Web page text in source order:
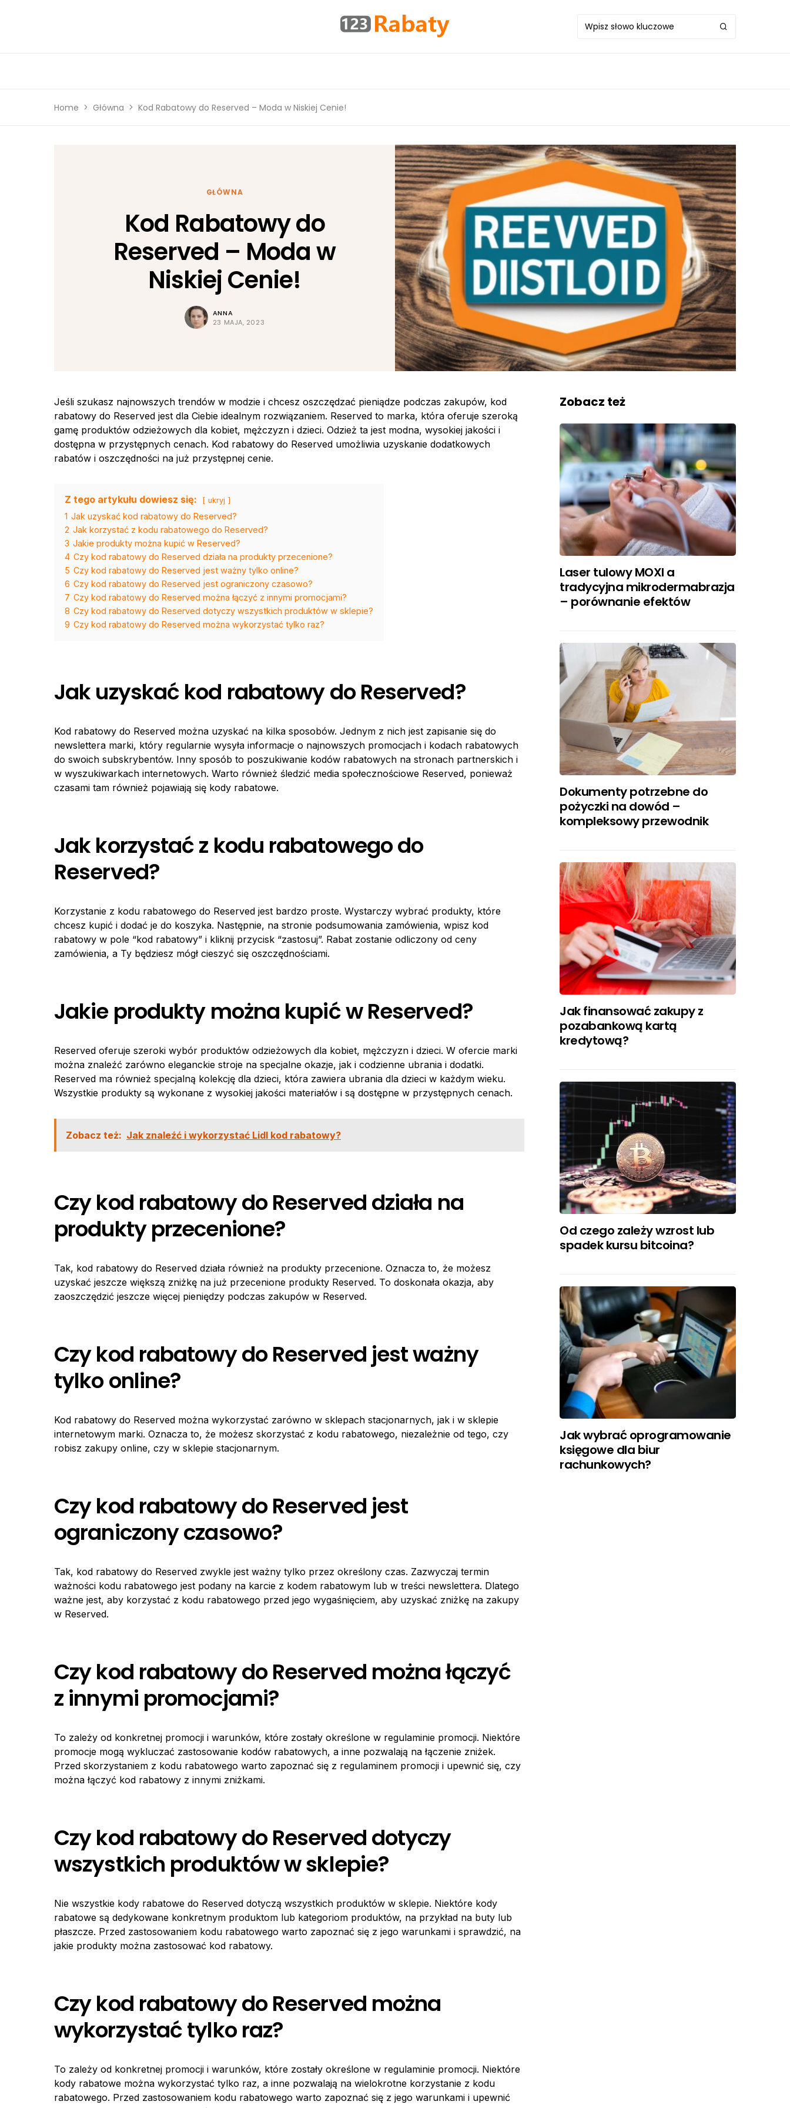
Home Główna Kod Rabatowy do Reserved – Moda w Niskiej Cenie!
GŁÓWNA
Kod Rabatowy do
Reserved – Moda w
Niskiej Cenie!
ANNA
23 MAJA, 2023
Jeśli szukasz najnowszych trendów w modzie i chcesz oszczędzać pieniądze podczas zakupów, kod
rabatowy do Reserved jest dla Ciebie idealnym rozwiązaniem. Reserved to marka, która oferuje szeroką
gamę produktów odzieżowych dla kobiet, mężczyzn i dzieci. Odzież ta jest modna, wysokiej jakości i
dostępna w przystępnych cenach. Kod rabatowy do Reserved umożliwia uzyskanie dodatkowych
rabatów i oszczędności na już przystępnej cenie.
Z tego artykułu dowiesz się: ukryj
1 Jak uzyskać kod rabatowy do Reserved?
2 Jak korzystać z kodu rabatowego do Reserved?
3 Jakie produkty można kupić w Reserved?
4 Czy kod rabatowy do Reserved działa na produkty przecenione?
5 Czy kod rabatowy do Reserved jest ważny tylko online?
6 Czy kod rabatowy do Reserved jest ograniczony czasowo?
7 Czy kod rabatowy do Reserved można łączyć z innymi promocjami?
8 Czy kod rabatowy do Reserved dotyczy wszystkich produktów w sklepie?
9 Czy kod rabatowy do Reserved można wykorzystać tylko raz?
Jak uzyskać kod rabatowy do Reserved?
Kod rabatowy do Reserved można uzyskać na kilka sposobów. Jednym z nich jest zapisanie się do
newslettera marki, który regularnie wysyła informacje o najnowszych promocjach i kodach rabatowych
do swoich subskrybentów. Inny sposób to poszukiwanie kodów rabatowych na stronach partnerskich i
w wyszukiwarkach internetowych. Warto również śledzić media społecznościowe Reserved, ponieważ
czasami tam również pojawiają się kody rabatowe.
Jak korzystać z kodu rabatowego do
Reserved?
Korzystanie z kodu rabatowego do Reserved jest bardzo proste. Wystarczy wybrać produkty, które
chcesz kupić i dodać je do koszyka. Następnie, na stronie podsumowania zamówienia, wpisz kod
rabatowy w pole “kod rabatowy” i kliknij przycisk “zastosuj”. Rabat zostanie odliczony od ceny
zamówienia, a Ty będziesz mógł cieszyć się oszczędnościami.
Jakie produkty można kupić w Reserved?
Reserved oferuje szeroki wybór produktów odzieżowych dla kobiet, mężczyzn i dzieci. W ofercie marki
można znaleźć zarówno eleganckie stroje na specjalne okazje, jak i codzienne ubrania i dodatki.
Reserved ma również specjalną kolekcję dla dzieci, która zawiera ubrania dla dzieci w każdym wieku.
Wszystkie produkty są wykonane z wysokiej jakości materiałów i są dostępne w przystępnych cenach.
Zobacz też: Jak znaleźć i wykorzystać Lidl kod rabatowy?
Czy kod rabatowy do Reserved działa na
produkty przecenione?
Tak, kod rabatowy do Reserved działa również na produkty przecenione. Oznacza to, że możesz
uzyskać jeszcze większą zniżkę na już przecenione produkty Reserved. To doskonała okazja, aby
zaoszczędzić jeszcze więcej pieniędzy podczas zakupów w Reserved.
Czy kod rabatowy do Reserved jest ważny
tylko online?
Kod rabatowy do Reserved można wykorzystać zarówno w sklepach stacjonarnych, jak i w sklepie
internetowym marki. Oznacza to, że możesz skorzystać z kodu rabatowego, niezależnie od tego, czy
robisz zakupy online, czy w sklepie stacjonarnym.
Czy kod rabatowy do Reserved jest
ograniczony czasowo?
Tak, kod rabatowy do Reserved zwykle jest ważny tylko przez określony czas. Zazwyczaj termin
ważności kodu rabatowego jest podany na karcie z kodem rabatowym lub w treści newslettera. Dlatego
ważne jest, aby korzystać z kodu rabatowego przed jego wygaśnięciem, aby uzyskać zniżkę na zakupy
w Reserved.
Czy kod rabatowy do Reserved można łączyć
z innymi promocjami?
To zależy od konkretnej promocji i warunków, które zostały określone w regulaminie promocji. Niektóre
promocje mogą wykluczać zastosowanie kodów rabatowych, a inne pozwalają na łączenie zniżek.
Przed skorzystaniem z kodu rabatowego warto zapoznać się z regulaminem promocji i upewnić się, czy
można łączyć kod rabatowy z innymi zniżkami.
Czy kod rabatowy do Reserved dotyczy
wszystkich produktów w sklepie?
Nie wszystkie kody rabatowe do Reserved dotyczą wszystkich produktów w sklepie. Niektóre kody
rabatowe są dedykowane konkretnym produktom lub kategoriom produktów, na przykład na buty lub
płaszcze. Przed zastosowaniem kodu rabatowego warto zapoznać się z jego warunkami i sprawdzić, na
jakie produkty można zastosować kod rabatowy.
Czy kod rabatowy do Reserved można
wykorzystać tylko raz?
To zależy od konkretnej promocji i warunków, które zostały określone w regulaminie promocji. Niektóre
kody rabatowe można wykorzystać tylko raz, a inne pozwalają na wielokrotne korzystanie z kodu
rabatowego. Przed zastosowaniem kodu rabatowego warto zapoznać się z jego warunkami i upewnić
Zobacz też
Laser tulowy MOXI a
tradycyjna mikrodermabrazja
– porównanie efektów
Dokumenty potrzebne do
pożyczki na dowód –
kompleksowy przewodnik
Jak finansować zakupy z
pozabankową kartą
kredytową?
Od czego zależy wzrost lub
spadek kursu bitcoina?
Jak wybrać oprogramowanie
księgowe dla biur
rachunkowych?